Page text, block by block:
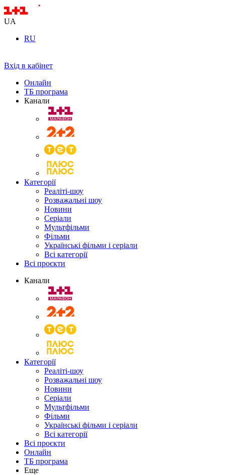
UA
RU
Вхід в кабінет
Онлайн
ТБ програма
Канали
Категорії
Реаліті-шоу
Розважальні шоу
Новини
Серіали
Мультфільми
Фільми
Українські фільми і серіали
Всі категорії
Всі проєкти
Канали
Категорії
Реаліті-шоу
Розважальні шоу
Новини
Серіали
Мультфільми
Фільми
Українські фільми і серіали
Всі категорії
Всі проєкти
Онлайн
ТБ програма
Еще